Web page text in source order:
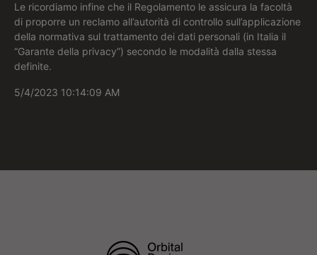
Le ricordiamo infine che il Regolamento le assicura la facoltà
di proporre un reclamo all’autorità di controllo sull’applicazione
della normativa sul trattamento dei dati personali (in Italia il
“Garante della privacy”) secondo le modalità dalla stessa
definite.
5/4/2023 10:14:09 AM